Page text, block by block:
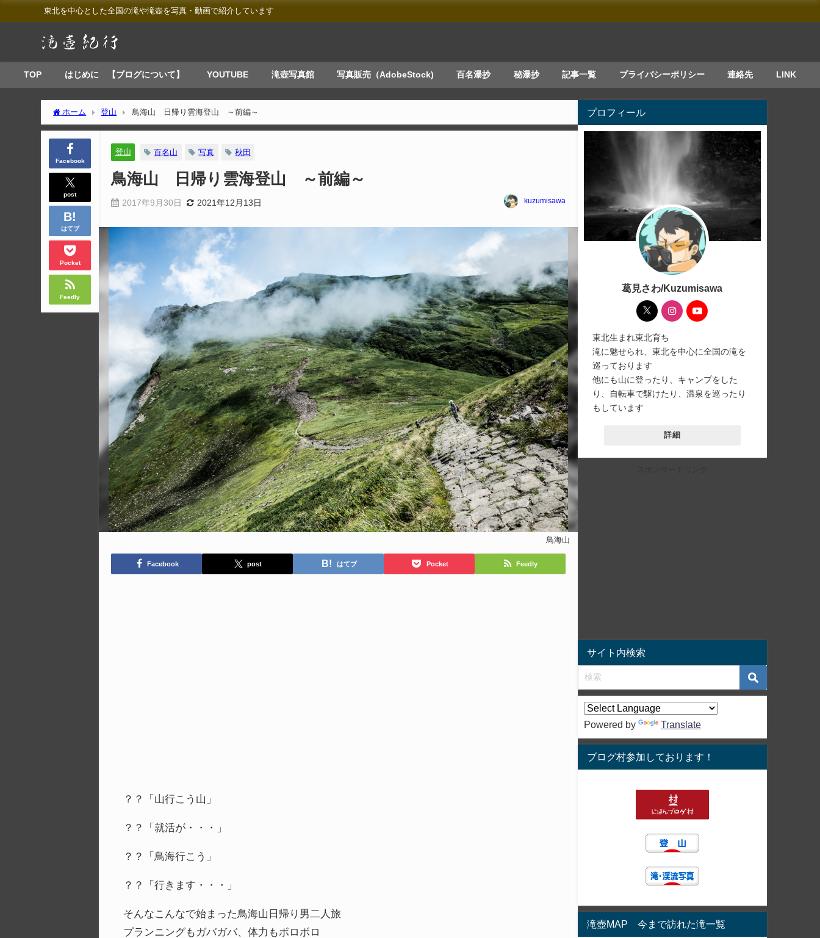
東北を中心とした全国の滝や滝壺を写真・動画で紹介しています
TOP はじめに 【ブログについて】 YOUTUBE 滝壺写真館 写真販売（AdobeStock) 百名瀑抄 秘瀑抄 記事一覧 プライバシーポリシー 連絡先 LINK
ホーム 登山 鳥海山 日帰り雲海登山 ～前編～
Facebook
post
はてブ
Pocket
Feedly
登山 百名山 写真 秋田
鳥海山 日帰り雲海登山 ～前編～
2017年9月30日 2021年12月13日 kuzumisawa
鳥海山
Facebook post はてブ Pocket Feedly
？？「山行こう山」
？？「就活が・・・」
？？「鳥海行こう」
？？「行きます・・・」
そんなこんなで始まった鳥海山日帰り男二人旅
プランニングもガバガバ、体力もボロボロ
プロフィール
葛見さわ/Kuzumisawa
東北生まれ東北育ち
滝に魅せられ、東北を中心に全国の滝を
巡っております
他にも山に登ったり、キャンプをした
り、自転車で駆けたり、温泉を巡ったり
もしています
詳細
サイト内検索
Powered by Translate
ブログ村参加しております！
滝壺MAP 今まで訪れた滝一覧